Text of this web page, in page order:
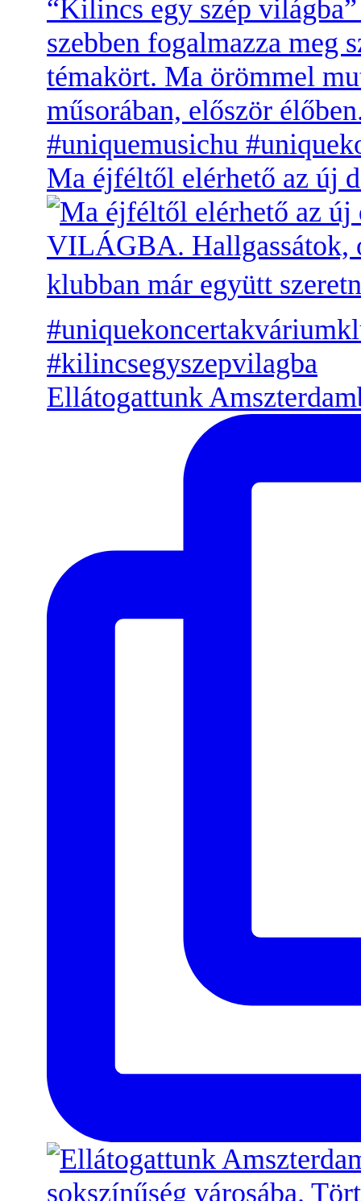
Ma éjféltől elérhető az új
Ellátogattunk